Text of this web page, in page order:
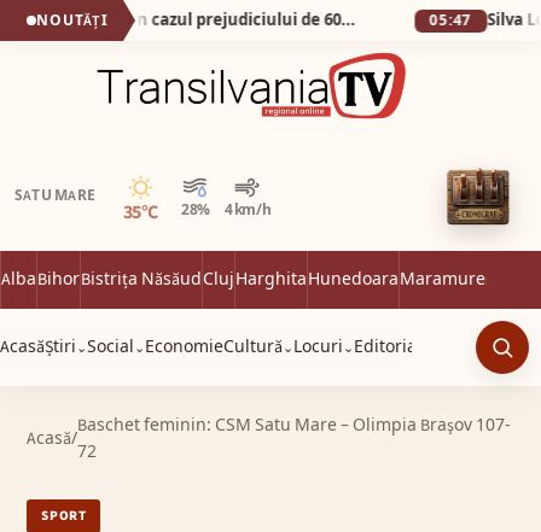
NOUTĂȚI FACIAS sesizează DNA în cazul prejudiciului de 600 de milioane de euro din dosarul Pfizer. Cei vinovați trebuie să plăteasca. 05:47
SATU MARE
35°C 28% 4 km/h
Senin
AlbaBihorBistrița NăsăudClujHarghitaHunedoaraMaramureș
AcasăȘtiri ⌄Social ⌄ EconomieCultură ⌄ Locuri ⌄ Editorial
Acasă/
Baschet feminin: CSM Satu Mare – Olimpia Braşov 107-
72
SPORT